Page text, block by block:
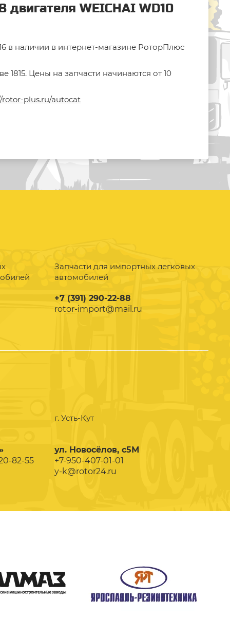
WEICHAI WD10
в наличии в интернет-магазине РоторПлюс
1815. Цены на запчасти начинаются от 10
rotor-plus.ru/autocat
Запчасти для импортных легковых
автомобилей
+7 (391) 290-22-88
rotor-import@mail.ru
82-55
г. Усть-Кут
ул. Новосёлов, с5М
+7-950-407-01-01
y-k@rotor24.ru